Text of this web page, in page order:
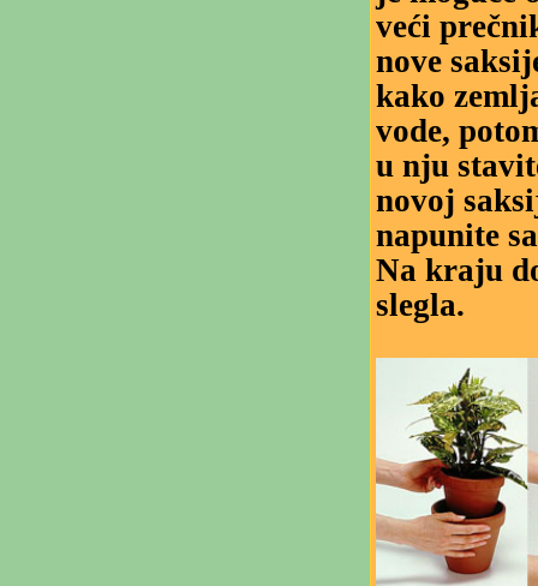
veći
nove
kako
vode,
u nju
novoj
napunite
Na kraju
slegla.